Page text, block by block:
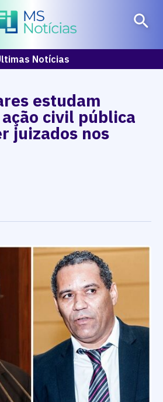
Notícias
estudam
civil pública
juizados nos